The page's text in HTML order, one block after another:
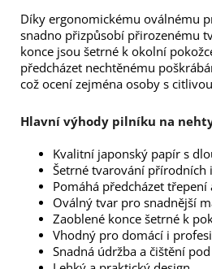
Díky ergonomickému oválnému
snadno přizpůsobí přirozenému
konce jsou šetrné k okolní
předcházet nechtěnému
což ocení zejména osoby s
Hlavní výhody pilníku na
Kvalitní japonský papír s
Šetrné tvarování přírodních
Pomáhá předcházet
Oválný tvar pro snadnější
Zaoblené konce šetrné k
Vhodný pro domácí i
Snadná údržba a čištění